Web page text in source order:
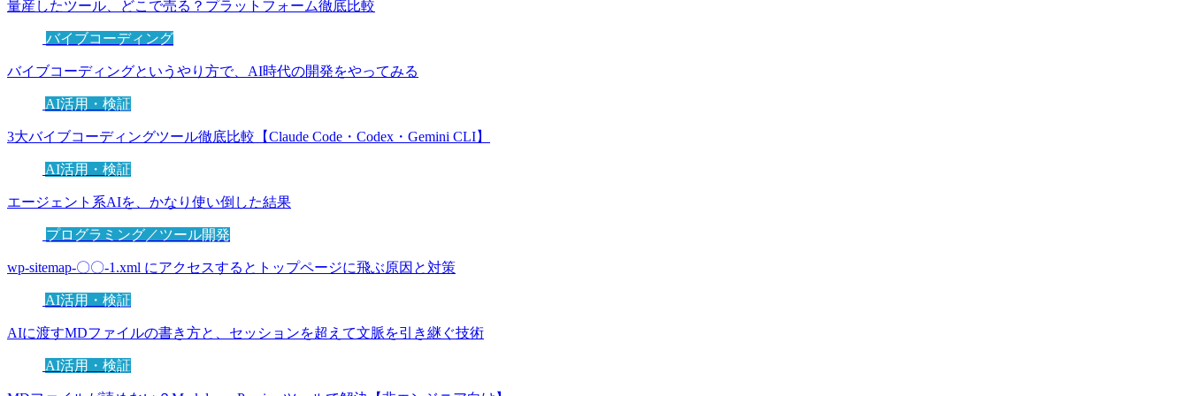
量産したツール、どこで売る？プラットフォーム徹底比較
バイブコーディング
バイブコーディングというやり方で、AI時代の開発をやってみる
AI活用・検証
3大バイブコーディングツール徹底比較【Claude Code・Codex・Gemini CLI】
AI活用・検証
エージェント系AIを、かなり使い倒した結果
プログラミング／ツール開発
wp-sitemap-〇〇-1.xml にアクセスするとトップページに飛ぶ原因と対策
AI活用・検証
AIに渡すMDファイルの書き方と、セッションを超えて文脈を引き継ぐ技術
AI活用・検証